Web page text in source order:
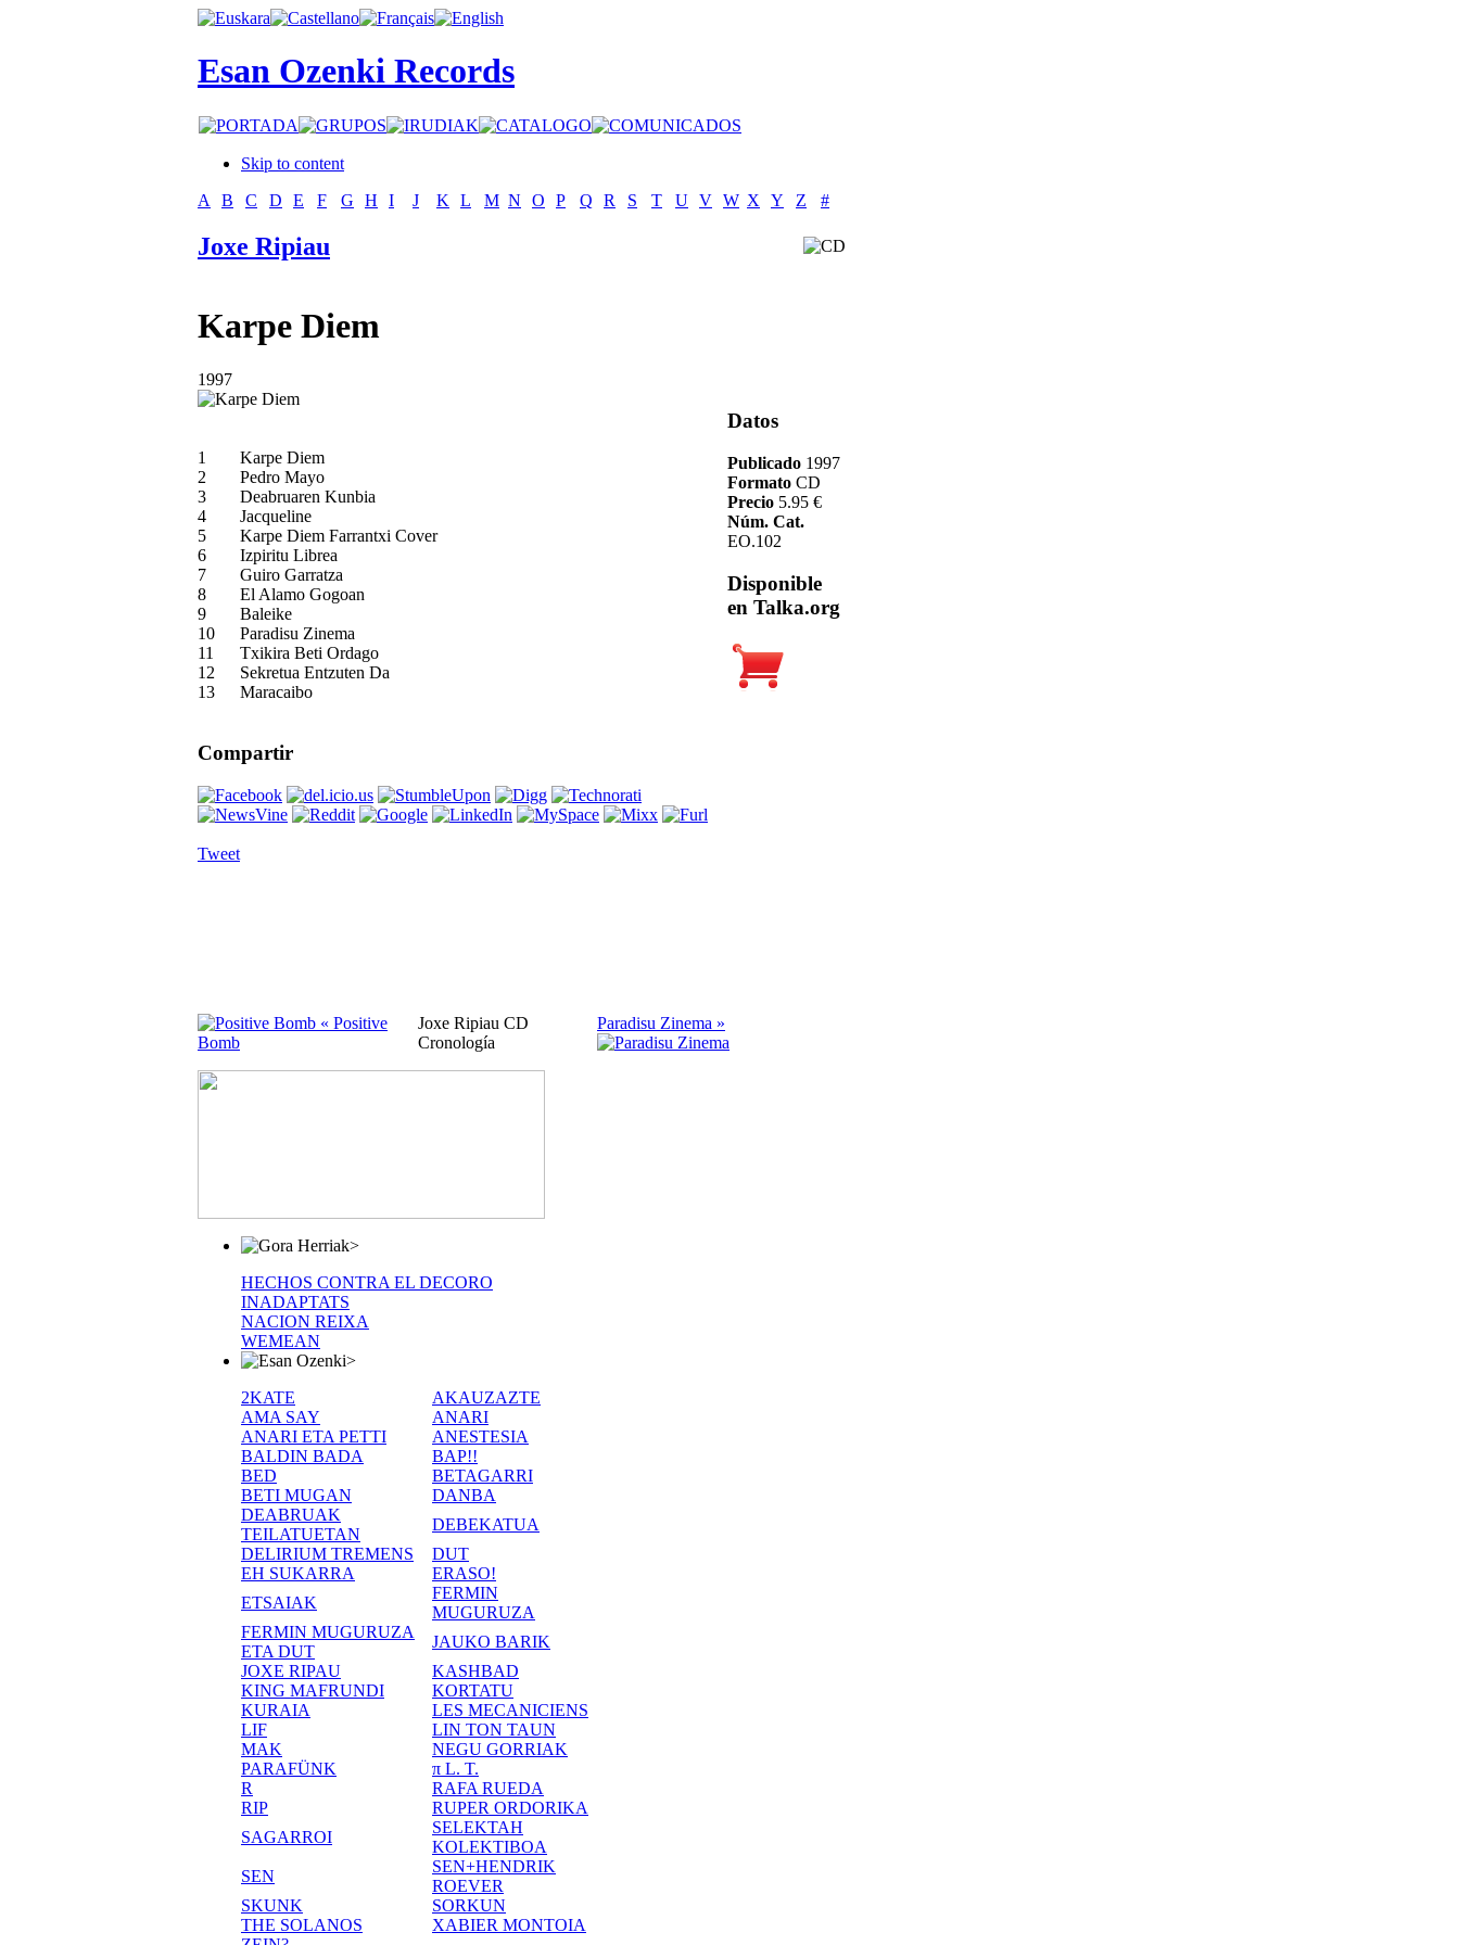
Esan Ozenki Records
Skip to content
A
B C D E F G H I J K L M N O P Q R S T U V W X Y Z #
Joxe Ripiau
Karpe Diem
1997
1
Karpe Diem
2
Pedro Mayo
3
Deabruaren Kunbia
4
Jacqueline
5
Karpe Diem Farrantxi Cover
6
Izpiritu Librea
7
Guiro Garratza
8
El Alamo Gogoan
9
Baleike
10
Paradisu Zinema
11
Txikira Beti Ordago
12
Sekretua Entzuten Da
13
Maracaibo
Compartir
Tweet
Datos
Publicado 1997
Formato CD
Precio 5.95 €
Núm. Cat.
EO.102
Disponible
en Talka.org
« Positive
Bomb
Joxe Ripiau CD
Cronología
Paradisu Zinema »
>
HECHOS CONTRA EL DECORO
INADAPTATS
NACION REIXA
WEMEAN
>
2KATE
AKAUZAZTE
AMA SAY
ANARI
ANARI ETA PETTI
ANESTESIA
BALDIN BADA
BAP!!
BED
BETAGARRI
BETI MUGAN
DANBA
DEABRUAK
TEILATUETAN
DEBEKATUA
DELIRIUM TREMENS
DUT
EH SUKARRA
ERASO!
ETSAIAK
FERMIN
MUGURUZA
FERMIN MUGURUZA
ETA DUT
JAUKO BARIK
JOXE RIPAU
KASHBAD
KING MAFRUNDI
KORTATU
KURAIA
LES MECANICIENS
LIF
LIN TON TAUN
MAK
NEGU GORRIAK
PARAFÜNK
π L. T.
R
RAFA RUEDA
RIP
RUPER ORDORIKA
SAGARROI
SELEKTAH
KOLEKTIBOA
SEN
SEN+HENDRIK
ROEVER
SKUNK
SORKUN
THE SOLANOS
XABIER MONTOIA